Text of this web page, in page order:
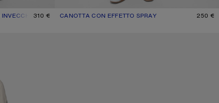
310 €
CANOTTA CON EFFETTO SPRAY
COLORE ATTUALE: NERO SBIADITO
PREZZO: 250 €. 250 €